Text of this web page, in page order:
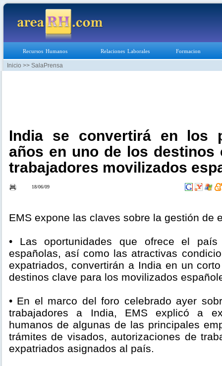
Recursos Humanos Relaciones Laborales Formacion
Inicio >> SalaPrensa
India se convertirá en los
años en uno de los destinos
trabajadores movilizados
18/06/09
EMS expone las claves sobre la gestión de
• Las oportunidades que ofrece el
españolas, así como las atractivas
expatriados, convertirán a India en un
destinos clave para los movilizados
• En el marco del foro celebrado ayer
trabajadores a India, EMS explicó a
humanos de algunas de las principales
trámites de visados, autorizaciones de
expatriados asignados al país.